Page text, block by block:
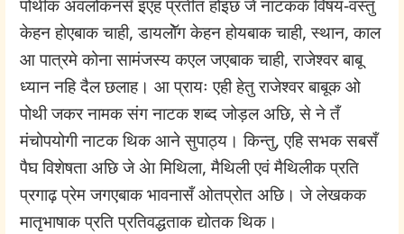
केहन होएबाक चाही, डायलाॅेग केहन होयबाक चाही, स्थान, काल
आ पात्रमे कोना सामंजस्य कएल जएबाक चाही, राजेश्वर बाबू
ध्यान नहि दैल छलाह। आ प्रायः एही हेतु राजेश्वर बाबूक ओ
पोथी जकर नामक संग नाटक शब्द जोड़ल अछि, से ने तँ
मंचोपयोगी नाटक थिक आने सुपाठ्य। किन्तु, एहि सभक सबसँ
पैघ विशेषता अछि जे अेा मिथिला, मैथिली एवं मैथिलीक प्रति
प्रगाढ़ प्रेम जगएबाक भावनासँ ओतप्रोत अछि। जे लेखकक
मातृभाषाक प्रति प्रतिवद्धताक द्योतक थिक।